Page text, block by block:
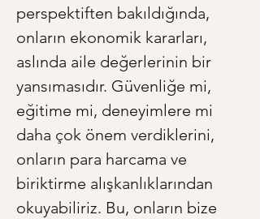
perspektiften bakıldığında,
onların ekonomik kararları,
aslında aile değerlerinin bir
yansımasıdır. Güvenliğe mi,
eğitime mi, deneyimlere mi
daha çok önem verdiklerini,
onların para harcama ve
biriktirme alışkanlıklarından
okuyabiliriz. Bu, onların bize